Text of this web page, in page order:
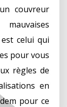
couvreur
celui qui
pour vous
règles de
en
pour ce